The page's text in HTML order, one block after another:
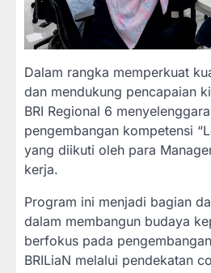
Dalam rangka memperkuat
dan mendukung pencapaian
BRI Regional 6
pengembangan kompetensi
yang diikuti oleh para
kerja.
Program ini menjadi bagian
dalam membangun budaya
berfokus pada
BRILiaN melalui pendekatan